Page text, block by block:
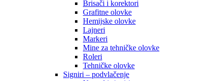
Brisači i korektori
Grafitne olovke
Hemijske olovke
Lajneri
Markeri
Mine za tehničke olovke
Roleri
Tehničke olovke
Signiri – podvlačenje